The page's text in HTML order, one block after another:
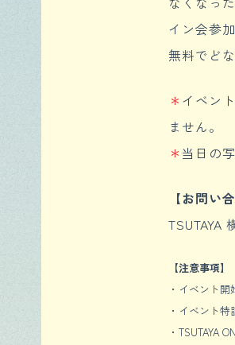
イン会参
無料でど
＊ イベン
ません。
＊ 当日の
【お問い
TSUTAYA
【注意事項】
・イベント
・イベント
・TSUTAYA